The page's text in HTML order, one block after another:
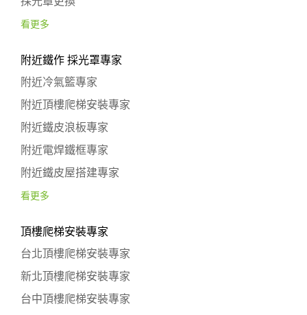
看更多
附近鐵作 採光罩專家
附近冷氣籃專家
附近頂樓爬梯安裝專家
附近鐵皮浪板專家
附近電焊鐵框專家
附近鐵皮屋搭建專家
看更多
頂樓爬梯安裝專家
台北頂樓爬梯安裝專家
新北頂樓爬梯安裝專家
台中頂樓爬梯安裝專家